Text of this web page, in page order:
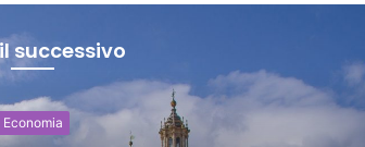
successivo